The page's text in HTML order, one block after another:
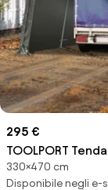
295 €
TOOLPORT
Telo in PE, grigio -
330×470 cm
Disponibile negli e-